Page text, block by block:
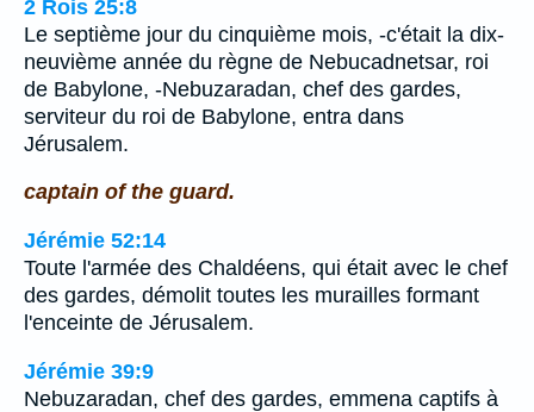
2 Rois 25:8
Le septième jour du cinquième mois, -c'était la dix-
neuvième année du règne de Nebucadnetsar, roi
de Babylone, -Nebuzaradan, chef des gardes,
serviteur du roi de Babylone, entra dans
Jérusalem.
captain of the guard.
Jérémie 52:14
Toute l'armée des Chaldéens, qui était avec le chef
des gardes, démolit toutes les murailles formant
l'enceinte de Jérusalem.
Jérémie 39:9
Nebuzaradan, chef des gardes, emmena captifs à